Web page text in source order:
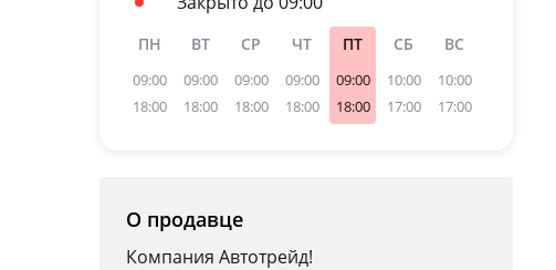
ПН
09:00
18:00
ВТ
09:00
18:00
СР
09:00
18:00
ЧТ
09:00
18:00
ПТ
09:00
18:00
СБ
10:00
17:00
ВС
10:00
17:00
О продавце
Компания Автотрейд!